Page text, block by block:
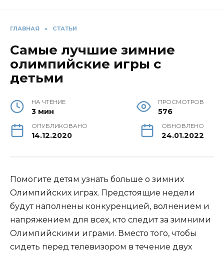
ГЛАВНАЯ » СТАТЬИ
Самые лучшие зимние
олимпийские игры с
детьми
НА ЧТЕНИЕ
3 мин
ПРОСМОТРОВ
576
ОПУБЛИКОВАНО
14.12.2020
ОБНОВЛЕНО
24.01.2022
Помогите детям узнать больше о зимних
Олимпийских играх. Предстоящие недели
будут наполнены конкуренцией, волнением и
напряжением для всех, кто следит за зимними
Олимпийскими играми. Вместо того, чтобы
сидеть перед телевизором в течение двух